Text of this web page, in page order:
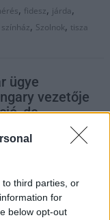
third parties, or
for
below opt-out
, fidesz, járda,
, Szolnok, tisza
ügye
vezetője
de
körüli
új szakaszba